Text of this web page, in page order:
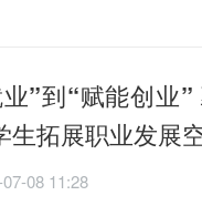
”到“赋能创业
生拓展职业发展
08 11:28